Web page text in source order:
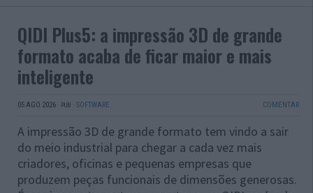
QIDI Plus5: a impressão 3D de grande
formato acaba de ficar maior e mais
inteligente
05 AGO 2026 · PUB · SOFTWARE COMENTAR
A impressão 3D de grande formato tem vindo a sair
do meio industrial para chegar a cada vez mais
criadores, oficinas e pequenas empresas que
produzem peças funcionais de dimensões generosas.